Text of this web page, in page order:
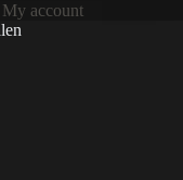
My account